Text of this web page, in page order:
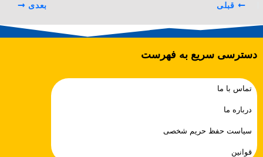
قبلی بعدی
دسترسی سریع به فهرست
تماس با ما
درباره ما
سیاست حفظ حریم شخصی
قوانین